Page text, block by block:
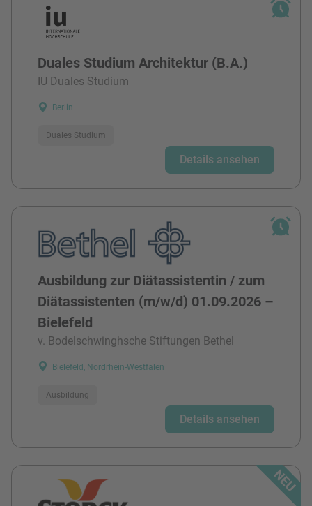
Duales Studium Architektur (B.A.)
IU Duales Studium
Berlin
Duales Studium
Details ansehen
Ausbildung zur Diätassistentin / zum
Diätassistenten (m/w/d) 01.09.2026 –
Bielefeld
v. Bodelschwinghsche Stiftungen Bethel
Bielefeld, Nordrhein-Westfalen
Ausbildung
Details ansehen